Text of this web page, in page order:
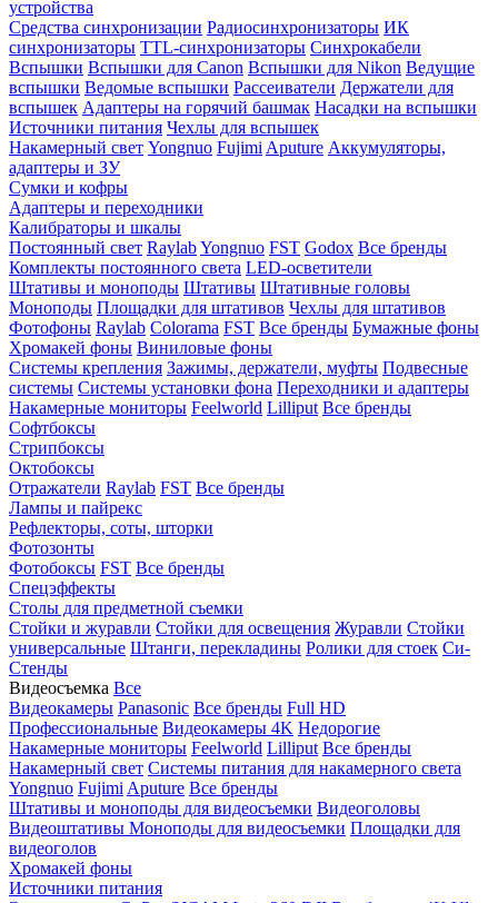
устройства
Средства синхронизации Радиосинхронизаторы ИК
синхронизаторы TTL-синхронизаторы Синхрокабели
Вспышки Вспышки для Canon Вспышки для Nikon Ведущие
вспышки Ведомые вспышки Рассеиватели Держатели для
вспышек Адаптеры на горячий башмак Насадки на вспышки
Источники питания Чехлы для вспышек
Накамерный свет Yongnuo Fujimi Aputure Аккумуляторы,
адаптеры и ЗУ
Сумки и кофры
Адаптеры и переходники
Калибраторы и шкалы
Постоянный свет RaylabYongnuo FST Godox Все бренды
Комплекты постоянного света LED-осветители
Штативы и моноподы Штативы Штативные головы
Моноподы Площадки для штативов Чехлы для штативов
Фотофоны Raylab Colorama FST Все бренды Бумажные фоны
Хромакей фоны Виниловые фоны
Системы крепления Зажимы, держатели, муфты Подвесные
системы Системы установки фона Переходники и адаптеры
Накамерные мониторы Feelworld Lilliput Все бренды
Софтбоксы
Стрипбоксы
Октобоксы
Отражатели Raylab FST Все бренды
Лампы и пайрекс
Рефлекторы, соты, шторки
Фотозонты
Фотобоксы FST Все бренды
Спецэффекты
Столы для предметной съемки
Стойки и журавли Стойки для освещения Журавли Стойки
универсальные Штанги, перекладины Ролики для стоек Си-
Стенды
Видеосъемка Все
Видеокамеры Panasonic Все бренды Full HD
Профессиональные Видеокамеры 4K Недорогие
Накамерные мониторы Feelworld Lilliput Все бренды
Накамерный свет Системы питания для накамерного света
Yongnuo Fujimi Aputure Все бренды
Штативы и моноподы для видеосъемки Видеоголовы
Видеоштативы Моноподы для видеосъемки Площадки для
видеоголов
Хромакей фоны
Источники питания